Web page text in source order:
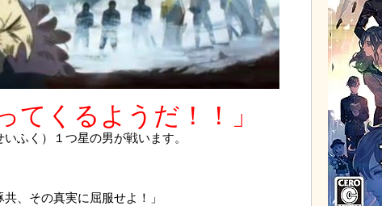
てくるようだ！！」
ふく）１つ星の男が戦います。
、その真実に屈服せよ！」